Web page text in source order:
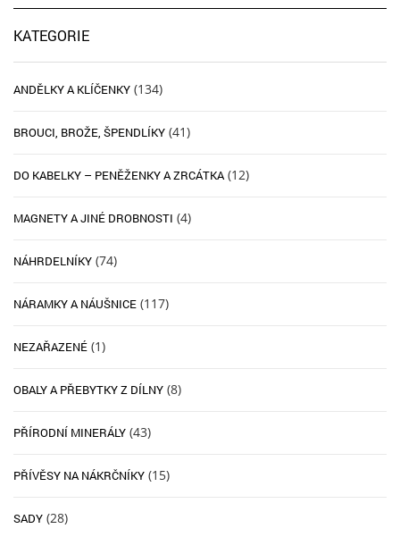
KATEGORIE
ANDĚLKY A KLÍČENKY (134)
BROUCI, BROŽE, ŠPENDLÍKY (41)
DO KABELKY – PENĚŽENKY A ZRCÁTKA (12)
MAGNETY A JINÉ DROBNOSTI (4)
NÁHRDELNÍKY (74)
NÁRAMKY A NÁUŠNICE (117)
NEZAŘAZENÉ (1)
OBALY A PŘEBYTKY Z DÍLNY (8)
PŘÍRODNÍ MINERÁLY (43)
PŘÍVĚSY NA NÁKRČNÍKY (15)
SADY (28)